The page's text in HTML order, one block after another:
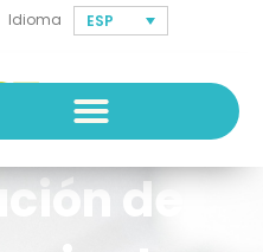
Idioma ESP
de